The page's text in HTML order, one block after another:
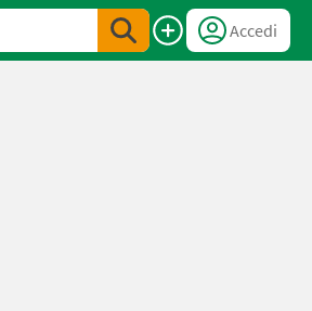
Accedi